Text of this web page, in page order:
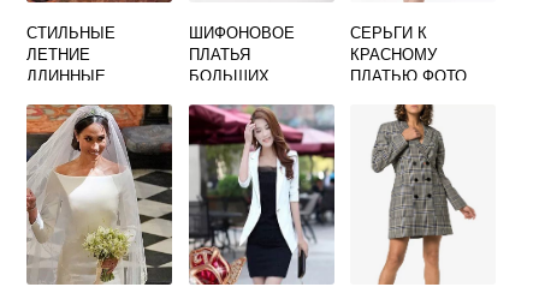
СТИЛЬНЫЕ
ЛЕТНИЕ
ДЛИННЫЕ
ШИФОНОВОЕ
ПЛАТЬЯ
БОЛЬШИХ
СЕРЬГИ К
КРАСНОМУ
ПЛАТЬЮ ФОТО